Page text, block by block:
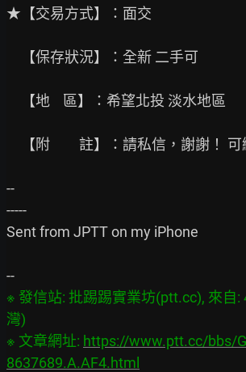
★【交易方式】：面交
【保存狀況】：全新 二手可
【地    區】：希望北投 淡水地區
【附　　註】：請私信，謝謝！ 可
--
-----
Sent from JPTT on my iPhone
※ 發信站: 批踢踢實業坊(ptt.cc), 來自:
灣)
※ 文章網址: https://www.ptt.cc/bbs/
8637689.A.AF4.html